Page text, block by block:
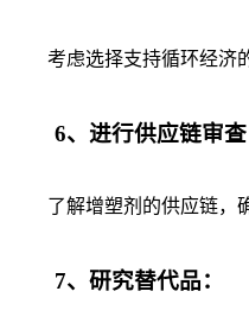
考虑选择支持循环经济的
6、进行供应链审查
了解增塑剂的供应链，确
7、研究替代品：